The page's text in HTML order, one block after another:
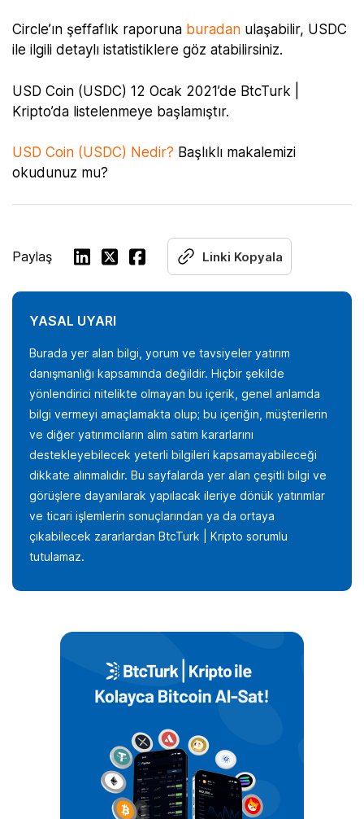
Circle’ın şeffaflık raporuna buradan ulaşabilir, USDC
ile ilgili detaylı istatistiklere göz atabilirsiniz.
USD Coin (USDC) 12 Ocak 2021’de BtcTurk |
Kripto’da listelenmeye başlamıştır.
USD Coin (USDC) Nedir? Başlıklı makalemizi
okudunuz mu?
Paylaş Linki Kopyala
YASAL UYARI
Burada yer alan bilgi, yorum ve tavsiyeler yatırım
danışmanlığı kapsamında değildir. Hiçbir şekilde
yönlendirici nitelikte olmayan bu içerik, genel anlamda
bilgi vermeyi amaçlamakta olup; bu içeriğin, müşterilerin
ve diğer yatırımcıların alım satım kararlarını
destekleyebilecek yeterli bilgileri kapsamayabileceği
dikkate alınmalıdır. Bu sayfalarda yer alan çeşitli bilgi ve
görüşlere dayanılarak yapılacak ileriye dönük yatırımlar
ve ticari işlemlerin sonuçlarından ya da ortaya
çıkabilecek zararlardan BtcTurk | Kripto sorumlu
tutulamaz.